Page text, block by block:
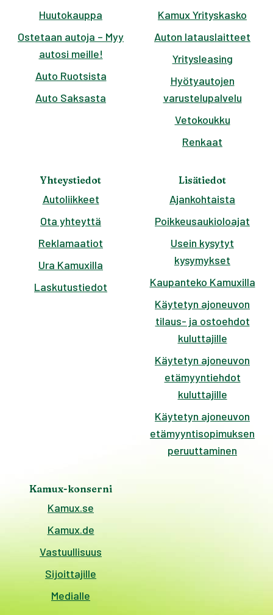
Huutokauppa
Ostetaan autoja – Myy
autosi meille!
Auto Ruotsista
Auto Saksasta
Kamux Yrityskasko
Auton latauslaitteet
Yritysleasing
Hyötyautojen
varustelupalvelu
Vetokoukku
Renkaat
Yhteystiedot
Autoliikkeet
Ota yhteyttä
Reklamaatiot
Ura Kamuxilla
Laskutustiedot
Lisätiedot
Ajankohtaista
Poikkeusaukioloajat
Usein kysytyt
kysymykset
Kaupanteko Kamuxilla
Käytetyn ajoneuvon
tilaus- ja ostoehdot
kuluttajille
Käytetyn ajoneuvon
etämyyntiehdot
kuluttajille
Käytetyn ajoneuvon
etämyyntisopimuksen
peruuttaminen
Kamux-konserni
Kamux.se
Kamux.de
Vastuullisuus
Sijoittajille
Medialle